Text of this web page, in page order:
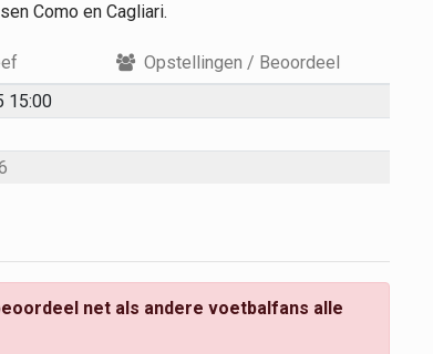
Como en Cagliari.
Opstellingen / Beoordeel
15:00
net als andere voetbalfans alle